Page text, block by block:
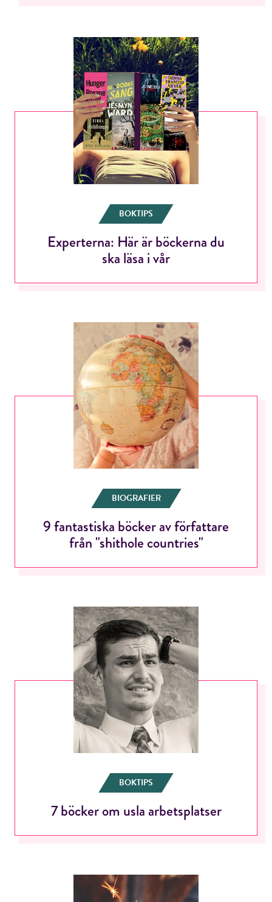
BOKTIPS
Experterna: Här är böckerna du
ska läsa i vår
BIOGRAFIER
9 fantastiska böcker av författare
från "shithole countries"
BOKTIPS
7 böcker om usla arbetsplatser